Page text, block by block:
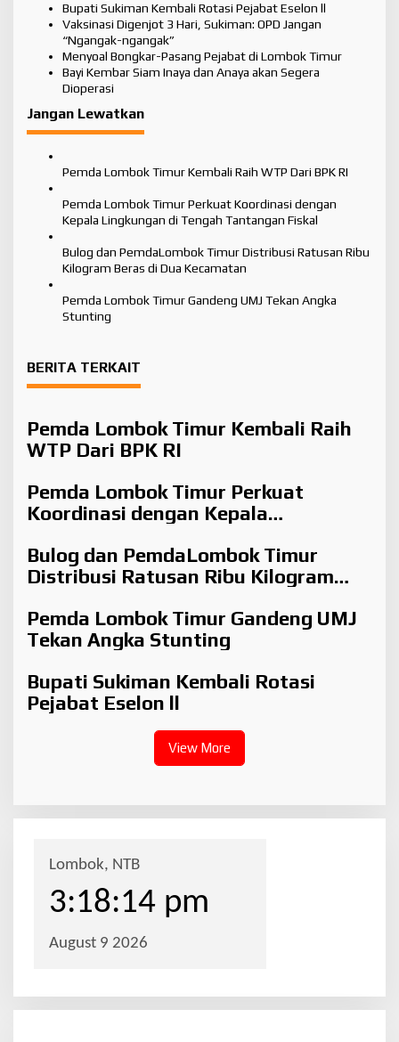
Bupati Sukiman Kembali Rotasi Pejabat Eselon ll
Vaksinasi Digenjot 3 Hari, Sukiman: OPD Jangan
“Ngangak-ngangak”
Menyoal Bongkar-Pasang Pejabat di Lombok Timur
Bayi Kembar Siam Inaya dan Anaya akan Segera
Dioperasi
Jangan Lewatkan
Pemda Lombok Timur Kembali Raih WTP Dari BPK RI
Pemda Lombok Timur Perkuat Koordinasi dengan
Kepala Lingkungan di Tengah Tantangan Fiskal
Bulog dan PemdaLombok Timur Distribusi Ratusan Ribu
Kilogram Beras di Dua Kecamatan
Pemda Lombok Timur Gandeng UMJ Tekan Angka
Stunting
BERITA TERKAIT
Pemda Lombok Timur Kembali Raih
WTP Dari BPK RI
Pemda Lombok Timur Perkuat
Koordinasi dengan Kepala
Fiskal
Bulog dan PemdaLombok Timur
Distribusi Ratusan Ribu Kilogram
Pemda Lombok Timur Gandeng UMJ
Tekan Angka Stunting
Bupati Sukiman Kembali Rotasi
Pejabat Eselon ll
View More